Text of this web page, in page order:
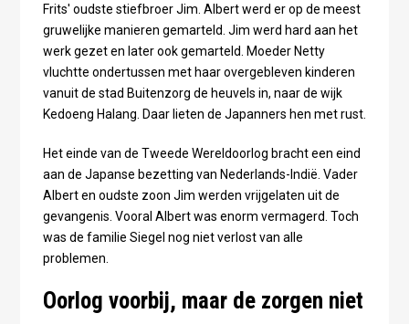
Frits' oudste stiefbroer Jim. Albert werd er op de meest
gruwelijke manieren gemarteld. Jim werd hard aan het
werk gezet en later ook gemarteld. Moeder Netty
vluchtte ondertussen met haar overgebleven kinderen
vanuit de stad Buitenzorg de heuvels in, naar de wijk
Kedoeng Halang. Daar lieten de Japanners hen met rust.
Het einde van de Tweede Wereldoorlog bracht een eind
aan de Japanse bezetting van Nederlands-Indië. Vader
Albert en oudste zoon Jim werden vrijgelaten uit de
gevangenis. Vooral Albert was enorm vermagerd. Toch
was de familie Siegel nog niet verlost van alle
problemen.
Oorlog voorbij, maar de zorgen niet